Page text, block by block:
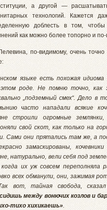
а другой —
технологий. Кажется
доблесть в том, чтобы
как можно более топорно и по-
по-видимому, очень
языке есть похожая идиома
роде. Не помню точно, как
„подземный смех“. Дело в
часто нападали всякие
строили огромные
свой скот, как только на
Сами они прятались там же, а
замаскированы, кочевники
натурально, вели себя под
их уж совсем переполняла
всех обманули, они, зажимая
вот, тайная свобода,
между вонючих козлов и
тихо хихикаешь».